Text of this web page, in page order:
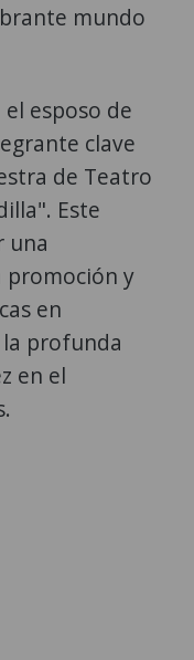
mundo
esposo de
clave
de Teatro
Este
una
promoción y
en
profunda
en el